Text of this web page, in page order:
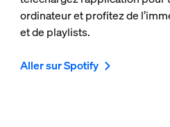
ordinateur et profitez de
et de playlists.
Aller sur Spotify